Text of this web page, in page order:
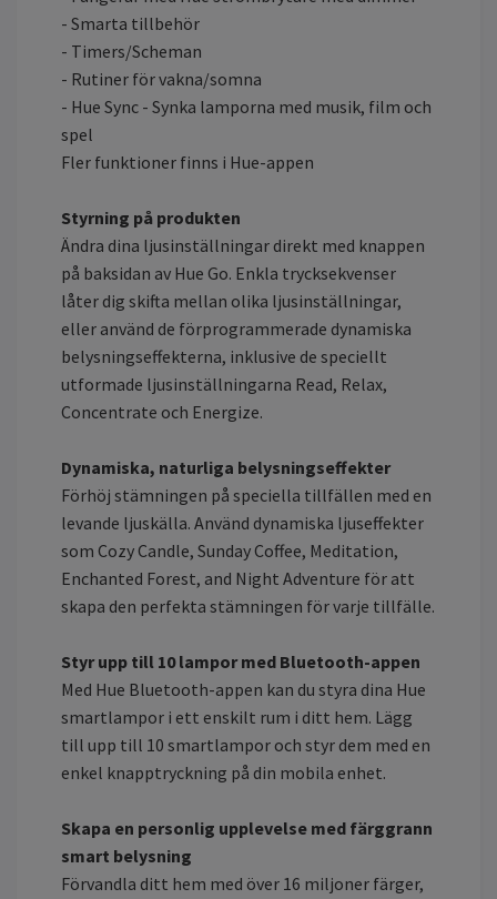
- Smarta tillbehör
- Timers/Scheman
- Rutiner för vakna/somna
- Hue Sync - Synka lamporna med musik, film och
spel
Fler funktioner finns i Hue-appen
Styrning på produkten
Ändra dina ljusinställningar direkt med knappen
på baksidan av Hue Go. Enkla trycksekvenser
låter dig skifta mellan olika ljusinställningar,
eller använd de förprogrammerade dynamiska
belysningseffekterna, inklusive de speciellt
utformade ljusinställningarna Read, Relax,
Concentrate och Energize.
Dynamiska, naturliga belysningseffekter
Förhöj stämningen på speciella tillfällen med en
levande ljuskälla. Använd dynamiska ljuseffekter
som Cozy Candle, Sunday Coffee, Meditation,
Enchanted Forest, and Night Adventure för att
skapa den perfekta stämningen för varje tillfälle.
Styr upp till 10 lampor med Bluetooth-appen
Med Hue Bluetooth-appen kan du styra dina Hue
smartlampor i ett enskilt rum i ditt hem. Lägg
till upp till 10 smartlampor och styr dem med en
enkel knapptryckning på din mobila enhet.
Skapa en personlig upplevelse med färggrann
smart belysning
Förvandla ditt hem med över 16 miljoner färger,